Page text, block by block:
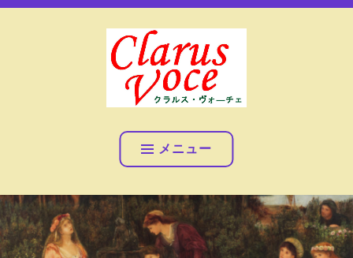
コ
女声アンサンブル クラル
ス・ヴォ―チェ
メニュー